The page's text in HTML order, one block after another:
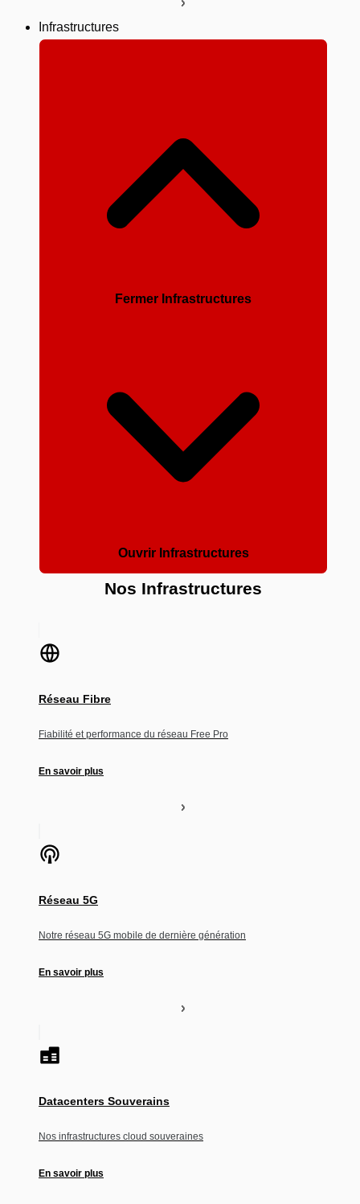
Infrastructures
Fermer Infrastructures
Ouvrir Infrastructures
Nos Infrastructures
Réseau Fibre
Fiabilité et performance du réseau Free Pro
En savoir plus
Réseau 5G
Notre réseau 5G mobile de dernière génération
En savoir plus
Datacenters Souverains
Nos infrastructures cloud souveraines
En savoir plus